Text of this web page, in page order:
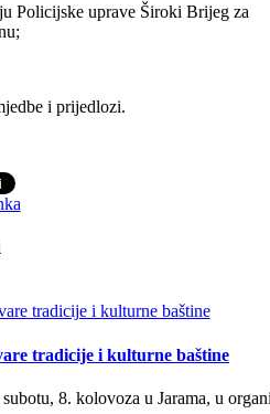
Policijske uprave Široki Brijeg za
i prijedlozi.
tradicije i kulturne baštine
8. kolovoza u Jarama, u